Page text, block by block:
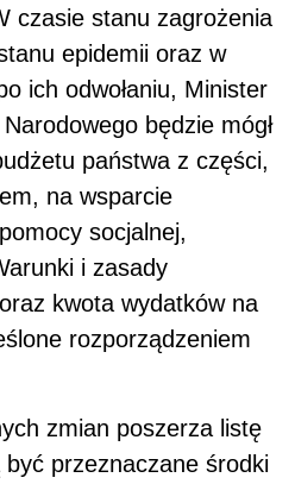
czasie stanu zagrożenia
epidemii oraz w
ich odwołaniu, Minister
będzie mógł
państwa z części,
na wsparcie
socjalnej,
i zasady
kwota wydatków na
rozporządzeniem
zmian poszerza listę
przeznaczane środki